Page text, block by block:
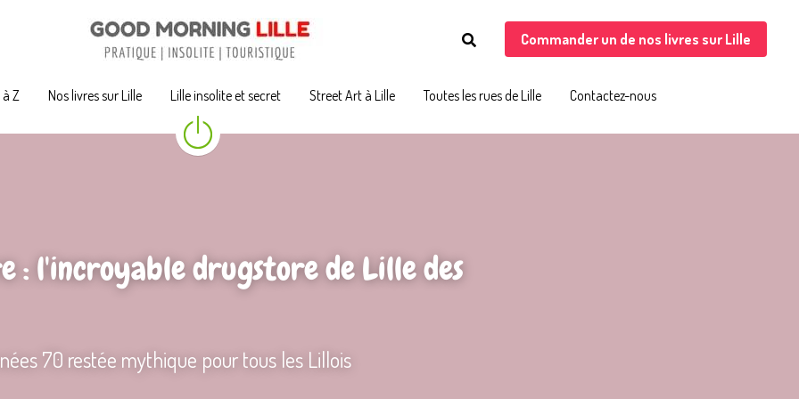
Z Nos livres sur Lille Lille insolite et secret Street Art à Lille Toutes les rues de Lille Contactez-nous
Commander un de nos livres sur Lille
Z Nos livres sur Lille Lille insolite et secret Street Art à Lille Toutes les rues de Lille Contactez-nous
Commander un de nos livres sur Lille
: l'incroyable drugstore de Lille des
70 restée mythique pour tous les Lillois